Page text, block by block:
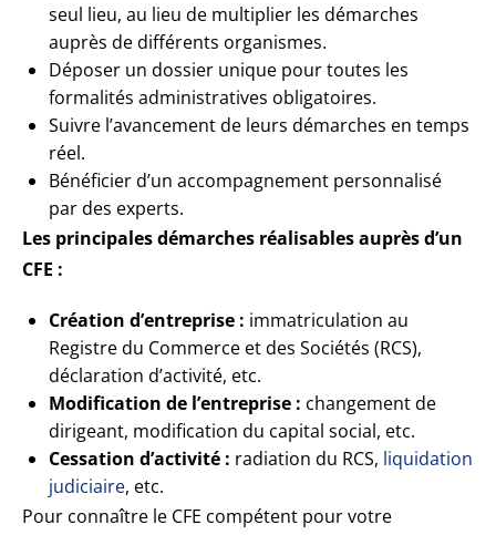
seul lieu, au lieu de multiplier les démarches
auprès de différents organismes.
Déposer un dossier unique pour toutes les
formalités administratives obligatoires.
Suivre l’avancement de leurs démarches en temps
réel.
Bénéficier d’un accompagnement personnalisé
par des experts.
Les principales démarches réalisables auprès d’un
CFE :
Création d’entreprise : immatriculation au
Registre du Commerce et des Sociétés (RCS),
déclaration d’activité, etc.
Modification de l’entreprise : changement de
dirigeant, modification du capital social, etc.
Cessation d’activité : radiation du RCS, liquidation
judiciaire, etc.
Pour connaître le CFE compétent pour votre